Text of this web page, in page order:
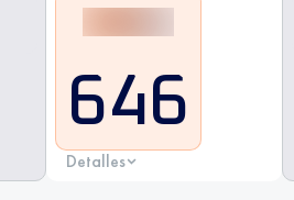
646
Detalles